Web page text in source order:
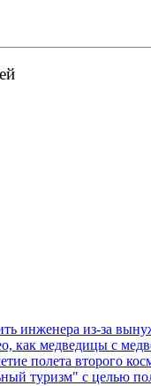
инженера из-за
как медведицы с
полета второго
туризм" с целью